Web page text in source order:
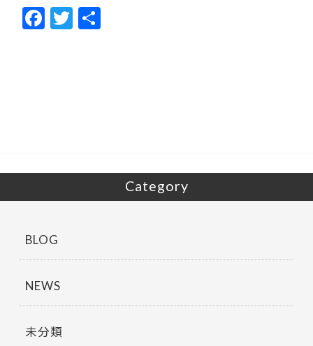
F
ac
T
w
Category
BLOG
NEWS
未分類